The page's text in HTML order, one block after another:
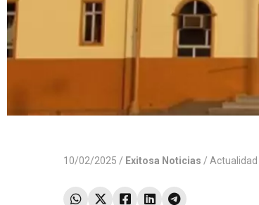
10/02/2025 / Exitosa Noticias / Actualidad